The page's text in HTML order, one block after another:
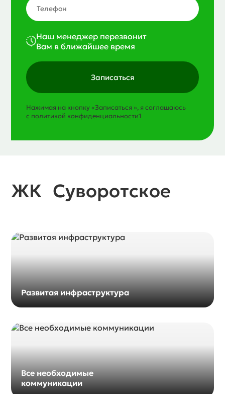
Наш менеджер перезвонит
Вам в ближайшее время
Записаться
Нажимая на кнопку «Записаться », я соглашаюсь
с политикой конфиденциальности1
ЖК Суворотское
Развитая инфраструктура
Все необходимые
коммуникации